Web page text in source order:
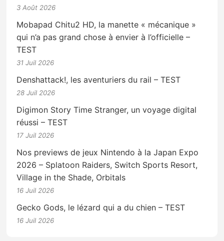
3 Août 2026
Mobapad Chitu2 HD, la manette « mécanique »
qui n’a pas grand chose à envier à l’officielle –
TEST
31 Juil 2026
Denshattack!, les aventuriers du rail – TEST
28 Juil 2026
Digimon Story Time Stranger, un voyage digital
réussi – TEST
17 Juil 2026
Nos previews de jeux Nintendo à la Japan Expo
2026 – Splatoon Raiders, Switch Sports Resort,
Village in the Shade, Orbitals
16 Juil 2026
Gecko Gods, le lézard qui a du chien – TEST
16 Juil 2026